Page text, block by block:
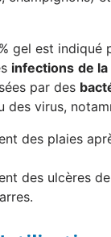
gel est indiqué
infections de la
par des
des virus,
des plaies
des ulcères